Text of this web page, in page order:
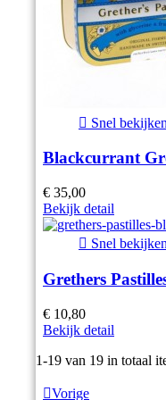
 Snel bekijken
Blackcurrant
€ 35,00
Bekijk detail
 Snel bekijken
Grethers
€ 10,80
Bekijk detail
Item 1-19 van 19 in totaal
Vorige